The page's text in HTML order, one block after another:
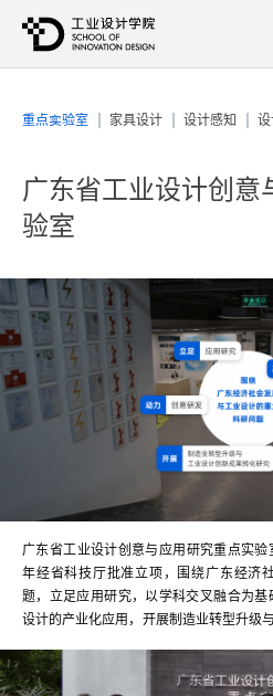
重点实验室 ｜ 家具设计 ｜ 设计感知 ｜
广东省工业设计创意
验室
广东省工业设计创意与应用研究重点实
年经省科技厅批准立项，围绕广东经济
题，立足应用研究，以学科交叉融合为
设计的产业化应用，开展制造业转型升级